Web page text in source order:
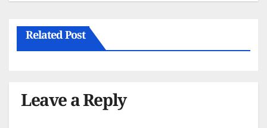
Related Post
Leave a Reply